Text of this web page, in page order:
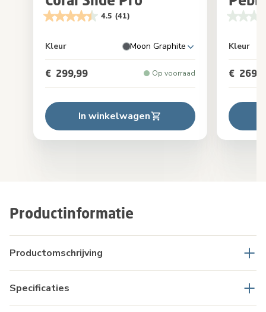
Productinformatie
Productomschrijving
Specificaties
4.5 (41)
Kleur Moon Graphite
€ 299,99 Op voorraad
In winkelwagen
Kleur
€